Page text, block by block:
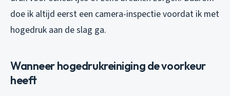
doe ik altijd eerst een camera-inspectie voordat ik met
hogedruk aan de slag ga.
Wanneer hogedrukreiniging de voorkeur
heeft